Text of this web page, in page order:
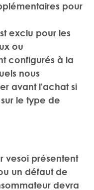
pour
exclu pour les
ou
configurés à la
nous
avant l'achat si
le type de
vesoi présentent
un défaut de
devra